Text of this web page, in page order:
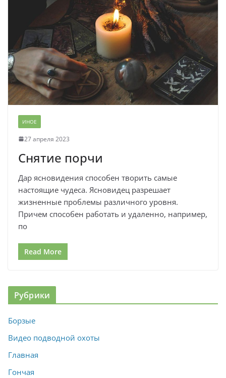
ИНОЕ
27 апреля 2023
Снятие порчи
Дар ясновидения способен творить самые
настоящие чудеса. Ясновидец разрешает
жизненные проблемы различного уровня.
Причем способен работать и удаленно, например,
по
Read More
Рубрики
Борзые
Видео подводной охоты
Главная
Гончая